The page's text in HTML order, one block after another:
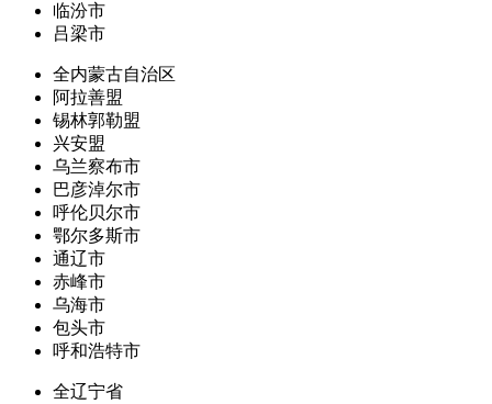
临汾市
吕梁市
全内蒙古自治区
阿拉善盟
锡林郭勒盟
兴安盟
乌兰察布市
巴彦淖尔市
呼伦贝尔市
鄂尔多斯市
通辽市
赤峰市
乌海市
包头市
呼和浩特市
全辽宁省